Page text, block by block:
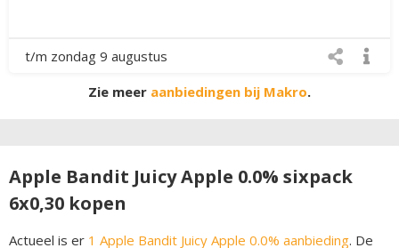
t/m zondag 9 augustus
Zie meer aanbiedingen bij Makro.
Apple Bandit Juicy Apple 0.0% sixpack
6x0,30 kopen
Actueel is er 1 Apple Bandit Juicy Apple 0.0% aanbieding. De